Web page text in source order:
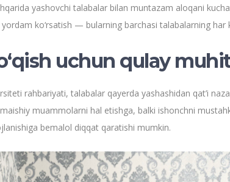
yashovchi talabalar bilan muntazam aloqani
ko‘rsatish — bularning barchasi talabalarning
uchun qulay
rahbariyati, talabalar qayerda yashashidan qat’i
muammolarni hal etishga, balki ishonchni
bemalol diqqat qaratishi mumkin.